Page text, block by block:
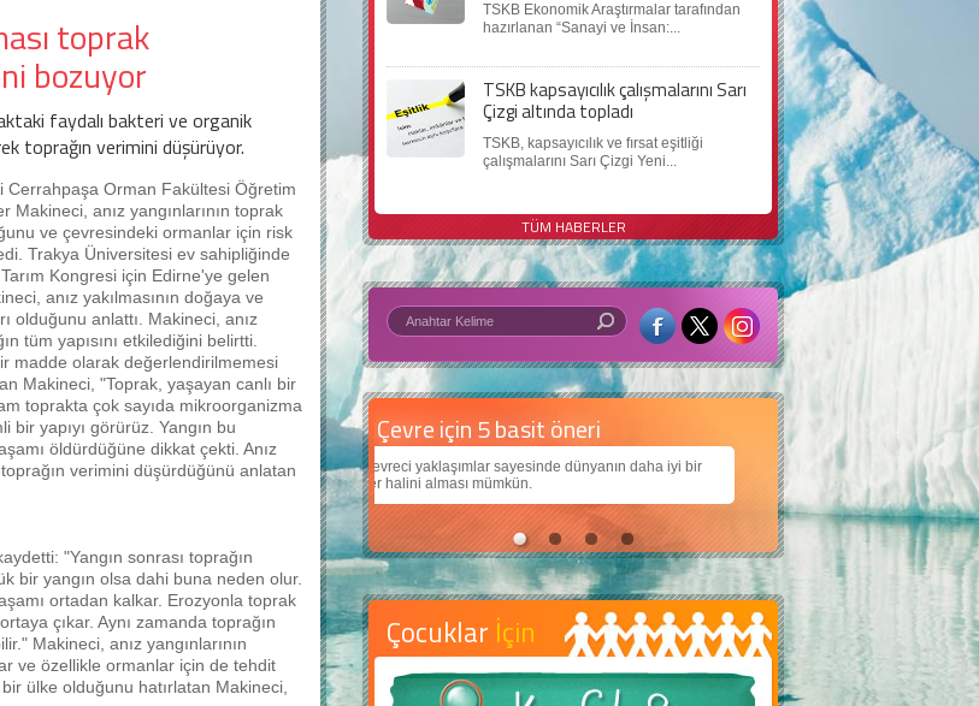
toprak
bozuyor
faydalı bakteri ve organik
toprağın verimini düşürüyor.
Cerrahpaşa Orman Fakültesi Öğretim
Makineci, anız yangınlarının toprak
ve çevresindeki ormanlar için risk
Trakya Üniversitesi ev sahipliğinde
Kongresi için Edirne'ye gelen
anız yakılmasının doğaya ve
olduğunu anlattı. Makineci, anız
tüm yapısını etkilediğini belirtti.
madde olarak değerlendirilmemesi
Makineci, "Toprak, yaşayan canlı bir
toprakta çok sayıda mikroorganizma
bir yapıyı görürüz. Yangın bu
öldürdüğüne dikkat çekti. Anız
verimini düşürdüğünü anlatan
"Yangın sonrası toprağın
bir yangın olsa dahi buna neden olur.
ortadan kalkar. Erozyonla toprak
çıkar. Aynı zamanda toprağın
Makineci, anız yangınlarının
ve özellikle ormanlar için de tehdit
ülke olduğunu hatırlatan Makineci,
TSKB Ekonomik Araştırmalar tarafından
hazırlanan “Sanayi ve İnsan:...
TSKB kapsayıcılık çalışmalarını Sarı
Çizgi altında topladı
TSKB, kapsayıcılık ve fırsat eşitliği
çalışmalarını Sarı Çizgi Yeni...
TÜM HABERLER
Çevre için 5 basit öneri
Çevreci yaklaşımlarsayesinde dünyanın daha iyi bir
yer halini alması mümkün.
Daha iyi bir dünya için yapay zekâ
Çocuklarımıza daha güzel bir dünya bırakabilmek için
teknolojiden nasıl yararlanırız?
Çocuklar İçin